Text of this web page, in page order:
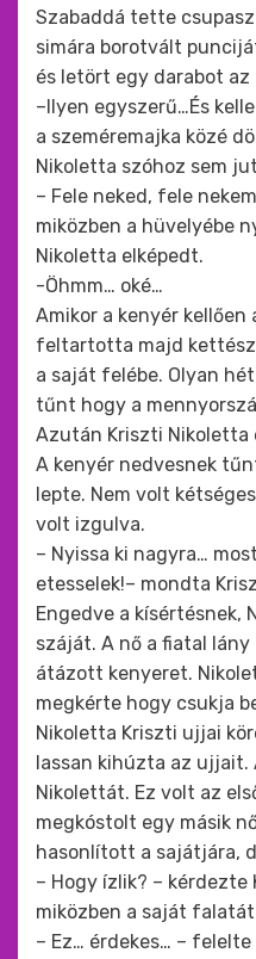
Szabaddá tette
simára borotvált
és letört egy darabot az
–Ilyen egyszerű…És
a szeméremajka közé
Nikoletta szóhoz sem
– Fele neked, fele
miközben a hüvelyébe
Nikoletta elképedt.
-Öhmm… oké…
Amikor a kenyér
feltartotta majd
a saját felébe. Olyan
tűnt hogy a
Azután Kriszti
A kenyér nedvesnek
lepte. Nem volt
volt izgulva.
– Nyissa ki nagyra…
etesselek!– mondta
Engedve a kísértésnek,
száját. A nő a fiatal
átázott kenyeret.
megkérte hogy csukja
Nikoletta Kriszti ujjai
lassan kihúzta az ujjait.
Nikolettát. Ez volt az
megkóstolt egy másik
hasonlított a sajátjára,
– Hogy ízlik? – kérdezte
miközben a saját
– Ez… érdekes… –